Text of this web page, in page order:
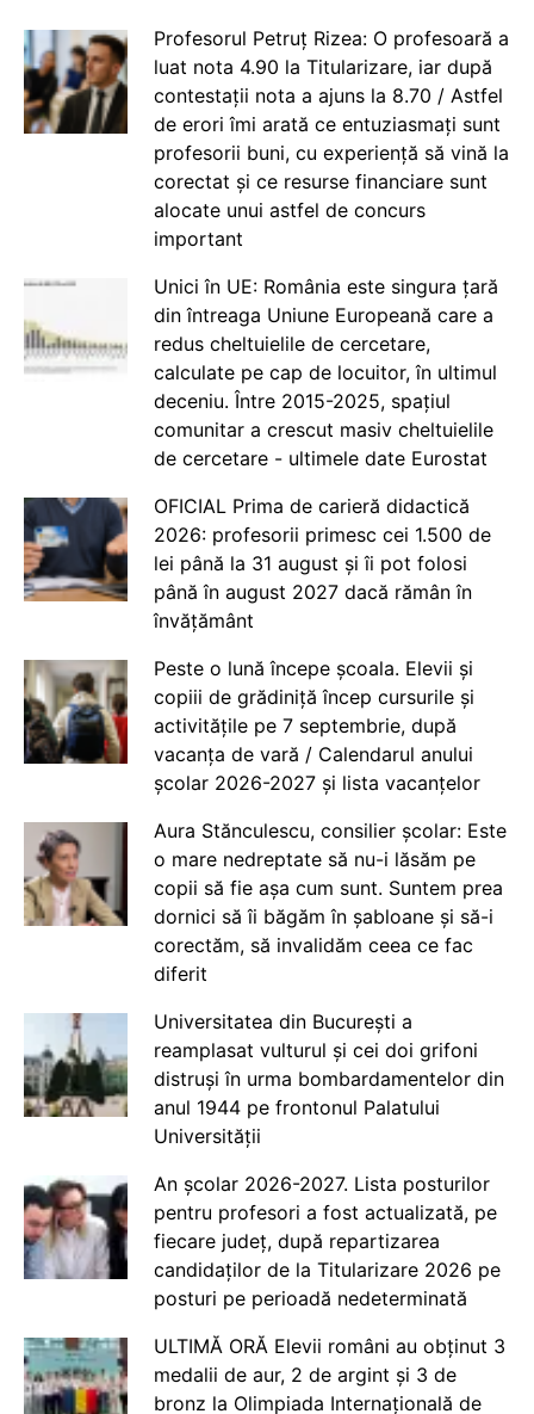
Profesorul Petruț Rizea: O profesoară a
luat nota 4.90 la Titularizare, iar după
contestații nota a ajuns la 8.70 / Astfel
de erori îmi arată ce entuziasmați sunt
profesorii buni, cu experiență să vină la
corectat și ce resurse financiare sunt
alocate unui astfel de concurs
important
Unici în UE: România este singura țară
din întreaga Uniune Europeană care a
redus cheltuielile de cercetare,
calculate pe cap de locuitor, în ultimul
deceniu. Între 2015-2025, spațiul
comunitar a crescut masiv cheltuielile
de cercetare - ultimele date Eurostat
OFICIAL Prima de carieră didactică
2026: profesorii primesc cei 1.500 de
lei până la 31 august și îi pot folosi
până în august 2027 dacă rămân în
învățământ
Peste o lună începe școala. Elevii și
copiii de grădiniță încep cursurile și
activitățile pe 7 septembrie, după
vacanța de vară / Calendarul anului
școlar 2026-2027 și lista vacanțelor
Aura Stănculescu, consilier școlar: Este
o mare nedreptate să nu-i lăsăm pe
copii să fie așa cum sunt. Suntem prea
dornici să îi băgăm în șabloane și să-i
corectăm, să invalidăm ceea ce fac
diferit
Universitatea din București a
reamplasat vulturul și cei doi grifoni
distruși în urma bombardamentelor din
anul 1944 pe frontonul Palatului
Universității
An școlar 2026-2027. Lista posturilor
pentru profesori a fost actualizată, pe
fiecare județ, după repartizarea
candidaților de la Titularizare 2026 pe
posturi pe perioadă nedeterminată
ULTIMĂ ORĂ Elevii români au obținut 3
medalii de aur, 2 de argint și 3 de
bronz la Olimpiada Internațională de